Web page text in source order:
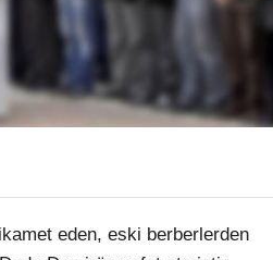
eden, eski berberlerden